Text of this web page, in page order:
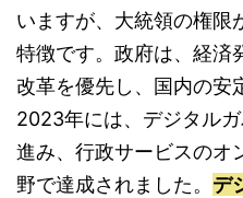
いますが、大統領の権限
特徴です。政府は、経済
改革を優先し、国内の安
2023年には、デジタル
進み、行政サービスのオ
野で達成されました。 デ